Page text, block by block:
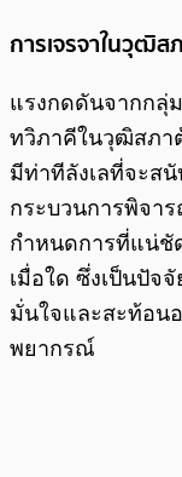
การเจรจาในวุฒิส
แรงกดดันจากกลุ่
ทวิภาคีในวุฒิสภา
มีท่าทีลังเลที่จะส
กระบวนการพิจา
กำหนดการที่แน่ชั
เมื่อใด ซึ่งเป็นปัจ
มั่นใจและสะท้อน
พยากรณ์